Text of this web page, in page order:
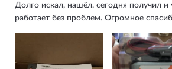
Долго искал, нашёл. сегодня получил и
работает без проблем. Огромное